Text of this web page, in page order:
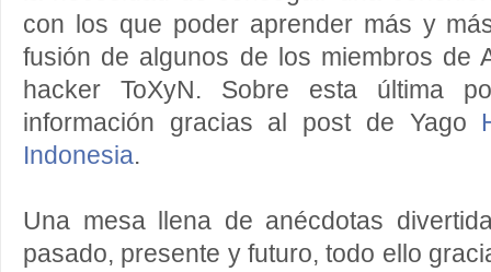
con los que poder aprender más y
fusión de algunos de los miembros de
hacker ToXyN. Sobre esta última
información gracias al post de Yago
Indonesia.
Una mesa llena de anécdotas
pasado, presente y futuro, todo ello